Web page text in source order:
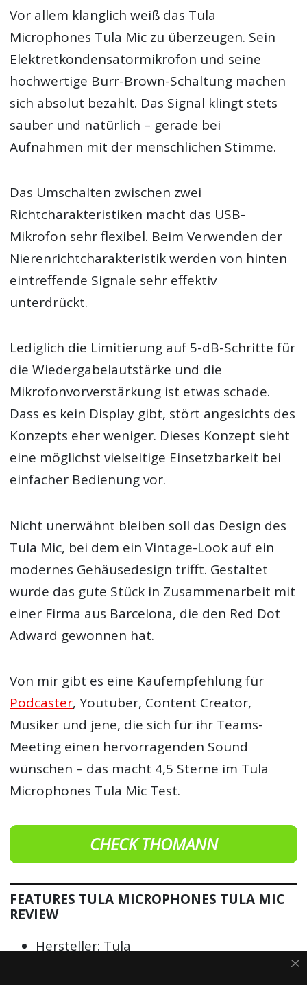
Vor allem klanglich weiß das Tula
Microphones Tula Mic zu überzeugen. Sein
Elektretkondensatormikrofon und seine
hochwertige Burr-Brown-Schaltung machen
sich absolut bezahlt. Das Signal klingt stets
sauber und natürlich – gerade bei
Aufnahmen mit der menschlichen Stimme.
Das Umschalten zwischen zwei
Richtcharakteristiken macht das USB-
Mikrofon sehr flexibel. Beim Verwenden der
Nierenrichtcharakteristik werden von hinten
eintreffende Signale sehr effektiv
unterdrückt.
Lediglich die Limitierung auf 5-dB-Schritte für
die Wiedergabelautstärke und die
Mikrofonvorverstärkung ist etwas schade.
Dass es kein Display gibt, stört angesichts des
Konzepts eher weniger. Dieses Konzept sieht
eine möglichst vielseitige Einsetzbarkeit bei
einfacher Bedienung vor.
Nicht unerwähnt bleiben soll das Design des
Tula Mic, bei dem ein Vintage-Look auf ein
modernes Gehäusedesign trifft. Gestaltet
wurde das gute Stück in Zusammenarbeit mit
einer Firma aus Barcelona, die den Red Dot
Adward gewonnen hat.
Von mir gibt es eine Kaufempfehlung für
Podcaster, Youtuber, Content Creator,
Musiker und jene, die sich für ihr Teams-
Meeting einen hervorragenden Sound
wünschen – das macht 4,5 Sterne im Tula
Microphones Tula Mic Test.
CHECK THOMANN
FEATURES TULA MICROPHONES TULA MIC
REVIEW
Hersteller: Tula